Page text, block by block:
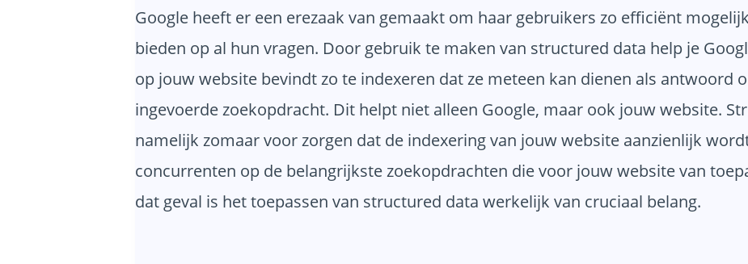
Google heeft er een erezaak van gemaakt om haar gebruikers zo efficiënt
bieden op al hun vragen. Door gebruik te maken van structured data help je
op jouw website bevindt zo te indexeren dat ze meteen kan dienen als antwoord
ingevoerde zoekopdracht. Dit helpt niet alleen Google, maar ook jouw website.
namelijk zomaar voor zorgen dat de indexering van jouw website aanzienlijk
concurrenten op de belangrijkste zoekopdrachten die voor jouw website van
dat geval is het toepassen van structured data werkelijk van cruciaal belang.